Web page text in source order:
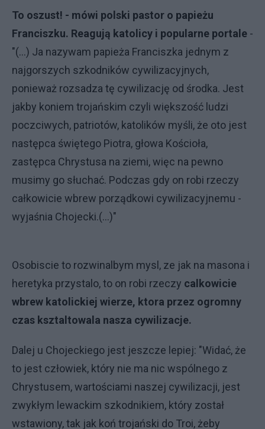
To oszust! - mówi polski pastor o papieżu
Franciszku. Reagują katolicy i popularne portale -
"(...) Ja nazywam papieża Franciszka jednym z
najgorszych szkodników cywilizacyjnych,
ponieważ rozsadza tę cywilizację od środka. Jest
jakby koniem trojańskim czyli większość ludzi
poczciwych, patriotów, katolików myśli, że oto jest
następca świętego Piotra, głowa Kościoła,
zastępca Chrystusa na ziemi, więc na pewno
musimy go słuchać. Podczas gdy on robi rzeczy
całkowicie wbrew porządkowi cywilizacyjnemu -
wyjaśnia Chojecki.(...)"
Osobiscie to rozwinalbym mysl, ze jak na masona i
heretyka przystalo, to on robi rzeczy calkowicie
wbrew katolickiej wierze, ktora przez ogromny
czas ksztaltowala nasza cywilizacje.
Dalej u Chojeckiego jest jeszcze lepiej: "Widać, że
to jest człowiek, który nie ma nic wspólnego z
Chrystusem, wartościami naszej cywilizacji, jest
zwykłym lewackim szkodnikiem, który został
wstawiony, tak jak koń trojański do Troi, żeby